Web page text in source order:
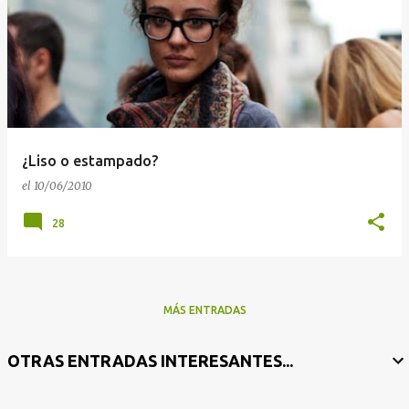
¿Liso o estampado?
el 10/06/2010
28
MÁS ENTRADAS
OTRAS ENTRADAS INTERESANTES...